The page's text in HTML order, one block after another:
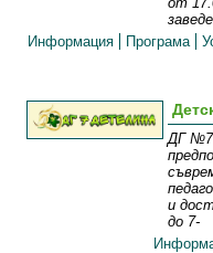
Информация
Програма
ДГ №7
и
до 7-